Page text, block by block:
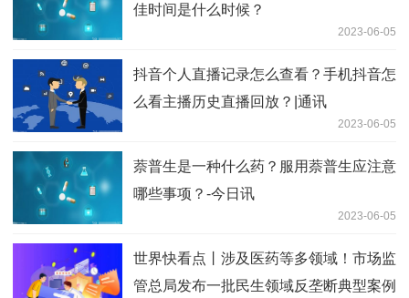
佳时间是什么时候？
2023-06-05
抖音个人直播记录怎么查看？手机抖音怎
么看主播历史直播回放？|通讯
2023-06-05
萘普生是一种什么药？服用萘普生应注意
哪些事项？-今日讯
2023-06-05
世界快看点丨涉及医药等多领域！市场监
管总局发布一批民生领域反垄断典型案例